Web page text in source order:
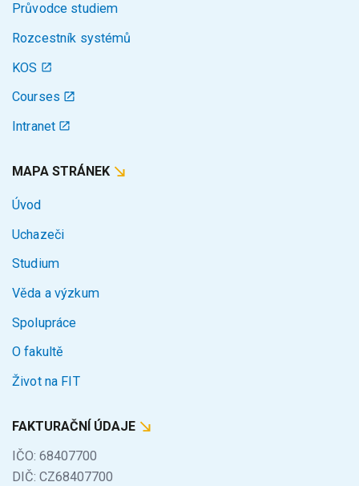
Průvodce studiem
Rozcestník systémů
KOS
Courses
Intranet
MAPA STRÁNEK
Úvod
Uchazeči
Studium
Věda a výzkum
Spolupráce
O fakultě
Život na FIT
FAKTURAČNÍ ÚDAJE
IČO: 68407700
DIČ: CZ68407700